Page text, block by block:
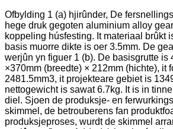
Ofbylding 1 (a) hjirûnder, De
hege druk gegoten aluminium alloy
koppeling húsfesting. It materiaal brûkt
basis muorre dikte is oer 3.5mm. De
werjûn yn figuer 1 (b). De basisgrutte is
×370mm (breedte) × 212mm (hichte), it
2481.5mm3, it projekteare gebiet is
nettogewicht is sawat 6.7kg. It is in
diel. Sjoen de produksje- en
skimmel, de betrouberens fan
produksjeproses, wurdt de skimmel